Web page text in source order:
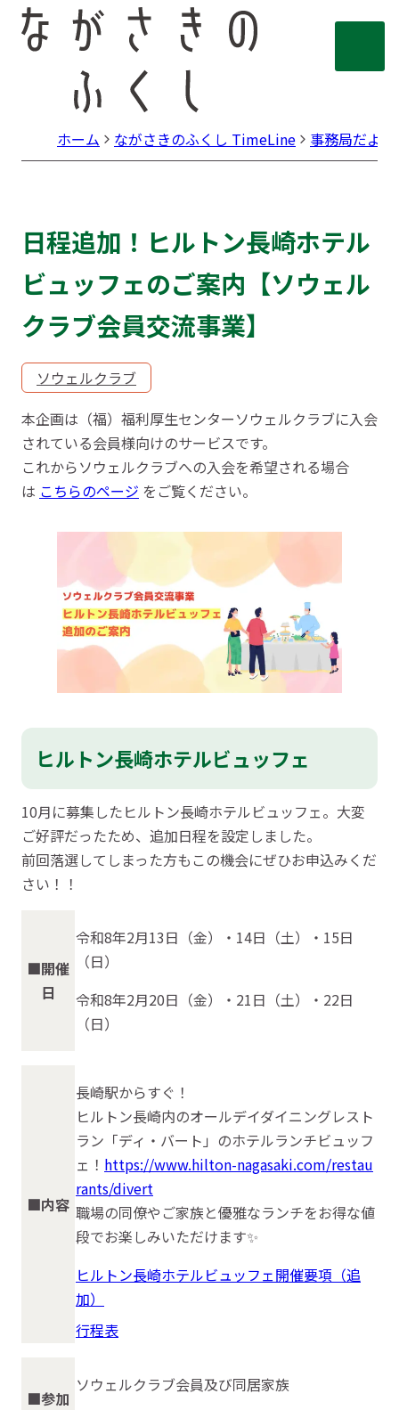
ホーム ながさきのふくし TimeLine 事務局だより
日程追加！ヒルトン長崎ホテル
ビュッフェのご案内【ソウェル
クラブ会員交流事業】
ソウェルクラブ
本企画は（福）福利厚生センターソウェルクラブに入会
されている会員様向けのサービスです。
これからソウェルクラブへの入会を希望される場合
は こちらのページ をご覧ください。
ヒルトン長崎ホテルビュッフェ
10月に募集したヒルトン長崎ホテルビュッフェ。大変
ご好評だったため、追加日程を設定しました。
前回落選してしまった方もこの機会にぜひお申込みくだ
さい！！
■開催
日
令和8年2月13日（金）・14日（土）・15日
（日）
令和8年2月20日（金）・21日（土）・22日
（日）
■内容
長崎駅からすぐ！
ヒルトン長崎内のオールデイダイニングレスト
ラン「ディ・バート」のホテルランチビュッフ
ェ！ https://www.hilton-nagasaki.com/restau
rants/divert
職場の同僚やご家族と優雅なランチをお得な値
段でお楽しみいただけます✨
ヒルトン長崎ホテルビュッフェ開催要項（追
加）
行程表
■参加
ソウェルクラブ会員及び同居家族